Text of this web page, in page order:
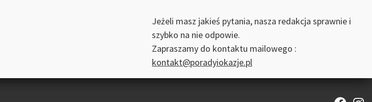
Jeżeli masz jakieś pytania, nasza redakcja sprawnie i
szybko na nie odpowie.
Zapraszamy do kontaktu mailowego :
kontakt@poradyiokazje.pl